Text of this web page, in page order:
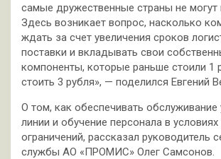
самые дружественные страны не могут
Здесь возникает вопрос, насколько
ждать за счет увеличения сроков
поставки и вкладывать свои
компоненты, которые раньше стоили 1
стоить 3 рубля», — поделился Евгений
О том, как обеспечивать обслуживание
линии и обучение персонала в
ограничений, рассказал руководитель
службы АО «ПРОМИС» Олег Самсонов.